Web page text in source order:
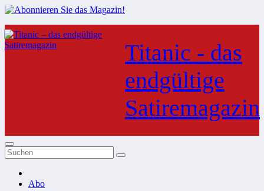
Zum
Inhalt
springen
Titanic - das
endgültige
Satiremagazin
Abo